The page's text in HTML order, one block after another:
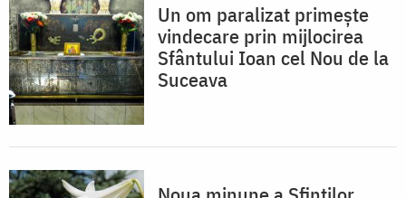
Un om paralizat primește
vindecare prin mijlocirea
Sfântului Ioan cel Nou de la
Suceava